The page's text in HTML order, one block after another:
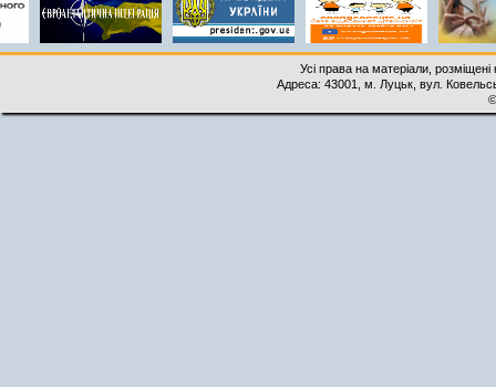
Усі права на матеріали,
Адреса: 43001, м. Луцьк, вул.